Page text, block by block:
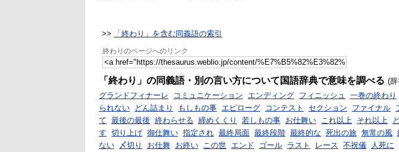
>> 「終わり」を含む同義語の索引
終わりのページへのリンク
「終わり」の同義語・別の言い方について国語辞典で意味を調べる (
グランドフィナーレ
コミュニケーション エンディング フィニッシュ 一巻の終わり
られない
どん詰まり もしもの事 エピローグ コンテスト セクション ファイナル
て 最後の最後 終わらせる 締めくくり 若しもの事 お仕舞い これ以上 それ以上
す 切り上げ 御仕舞い 指定され 最終局面 最終段階 最終的な 死出の旅 無常の風
ない 〆切り お仕舞 お終い この世 エンド ゴール ラスト レース 不祝儀 人死に